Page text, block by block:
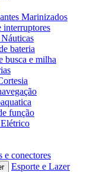
Marinizados
interruptores
bateria
busca e milha
função
e conectores
Esporte e Lazer